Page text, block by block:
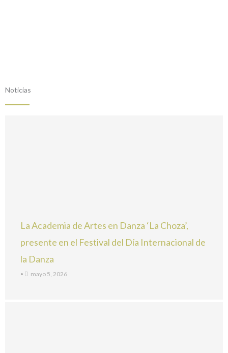
Noticias
La Academia de Artes en Danza ‘La Choza’,
presente en el Festival del Día Internacional de
la Danza
• mayo 5, 2026